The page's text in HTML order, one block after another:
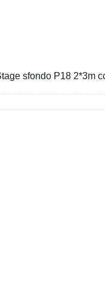
sfondo P18 2*3m